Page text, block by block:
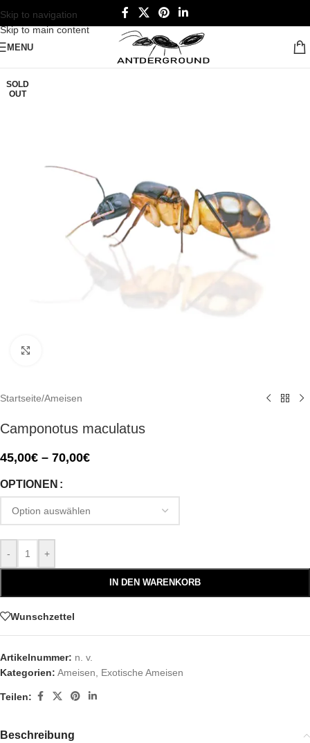
Skip to navigation
Skip to main content
MENU
SOLD
OUT
Startseite/Ameisen
Camponotus maculatus
45,00€ – 70,00€
OPTIONEN
- +
IN DEN WARENKORB
Wunschzettel
Artikelnummer: n. v.
Kategorien: Ameisen, Exotische Ameisen
Teilen:
Beschreibung